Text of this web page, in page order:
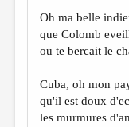
Oh ma belle
que Colomb
ou te bercait le
Cuba, oh mon
qu'il est doux
les murmures